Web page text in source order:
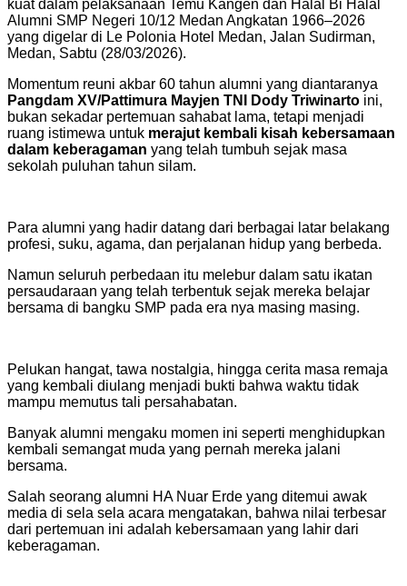
kuat dalam pelaksanaan Temu Kangen dan Halal Bi Halal
Alumni SMP Negeri 10/12 Medan Angkatan 1966–2026
yang digelar di Le Polonia Hotel Medan, Jalan Sudirman,
Medan, Sabtu (28/03/2026).
Momentum reuni akbar 60 tahun alumni yang diantaranya
Pangdam XV/Pattimura Mayjen TNI Dody Triwinarto ini,
bukan sekadar pertemuan sahabat lama, tetapi menjadi
ruang istimewa untuk merajut kembali kisah kebersamaan
dalam keberagaman yang telah tumbuh sejak masa
sekolah puluhan tahun silam.
Para alumni yang hadir datang dari berbagai latar belakang
profesi, suku, agama, dan perjalanan hidup yang berbeda.
Namun seluruh perbedaan itu melebur dalam satu ikatan
persaudaraan yang telah terbentuk sejak mereka belajar
bersama di bangku SMP pada era nya masing masing.
Pelukan hangat, tawa nostalgia, hingga cerita masa remaja
yang kembali diulang menjadi bukti bahwa waktu tidak
mampu memutus tali persahabatan.
Banyak alumni mengaku momen ini seperti menghidupkan
kembali semangat muda yang pernah mereka jalani
bersama.
Salah seorang alumni HA Nuar Erde yang ditemui awak
media di sela sela acara mengatakan, bahwa nilai terbesar
dari pertemuan ini adalah kebersamaan yang lahir dari
keberagaman.